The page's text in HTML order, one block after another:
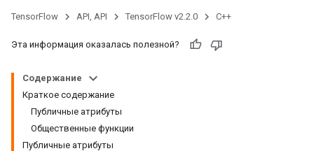
TensorFlow API, API TensorFlow v2.2.0 C++
Эта информация оказалась полезной?
Содержание
Краткое содержание
Публичные атрибуты
Общественные функции
Публичные атрибуты